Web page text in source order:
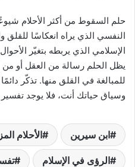
حلم السقوط من أكثر الأحلام
النفسي الذي يراه انعكاسًا للقلق
الإسلامي الذي يربطه بتغيّر
يظل الحلم رسالة من العقل أو من
للمبالغة في القلق منها. تذكّر
وسياق حياتك أنت، فلا يوجد
ابن سيرين الأحلام
الرؤى في الإسلام